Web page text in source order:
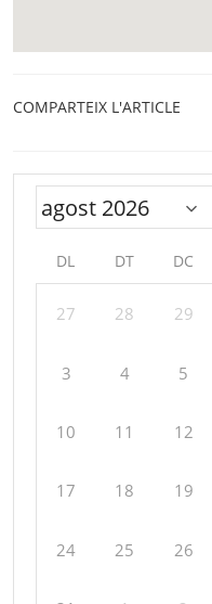
COMPARTEIX L'ARTICLE
DL DT DC
27 28 29
3 4 5
10 11 12
17 18 19
24 25 26